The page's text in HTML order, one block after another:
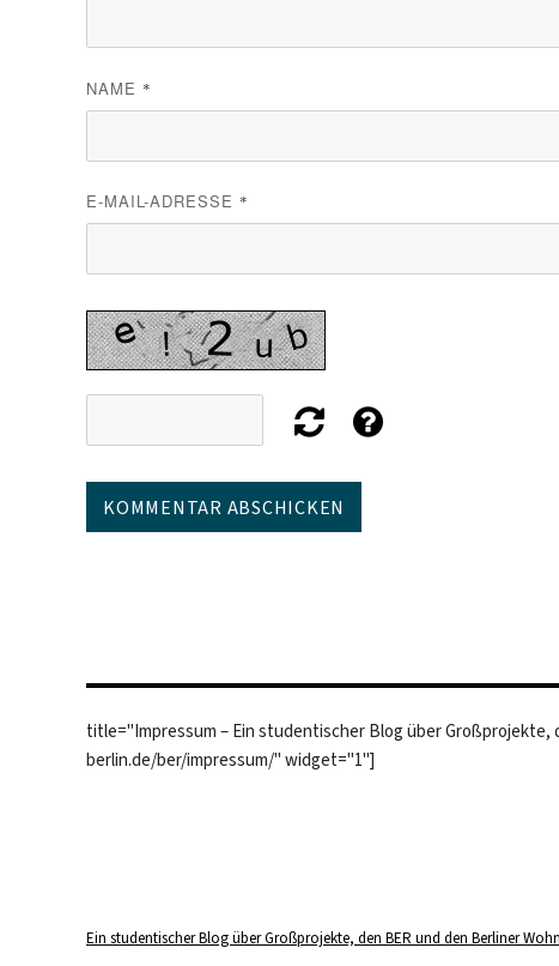
NAME *
E-MAIL-ADRESSE *
title="Impressum – Ein studentischer Blog über
berlin.de/ber/impressum/" widget="1"]
Ein studentischer Blog über Großprojekte, den BER und den Berliner